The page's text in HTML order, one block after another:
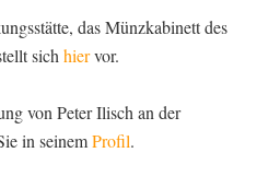
das Münzkabinett des
sich hiervor.
von Peter Ilisch an der
in seinemProfil.